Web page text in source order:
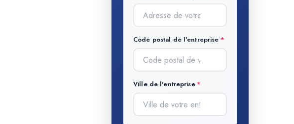
Code postal de l'entreprise
Ville de l'entreprise